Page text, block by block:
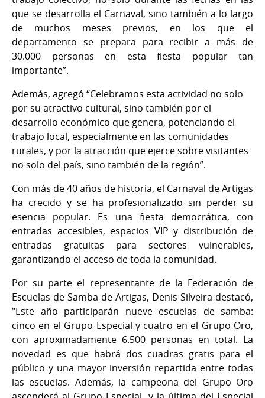
que se desarrolla el Carnaval, sino también a lo largo
de muchos meses previos, en los que el
departamento se prepara para recibir a más de
30.000 personas en esta fiesta popular tan
importante”.
Además, agregó “Celebramos esta actividad no solo
por su atractivo cultural, sino también por el
desarrollo económico que genera, potenciando el
trabajo local, especialmente en las comunidades
rurales, y por la atracción que ejerce sobre visitantes
no solo del país, sino también de la región”.
Con más de 40 años de historia, el Carnaval de Artigas
ha crecido y se ha profesionalizado sin perder su
esencia popular. Es una fiesta democrática, con
entradas accesibles, espacios VIP y distribución de
entradas gratuitas para sectores vulnerables,
garantizando el acceso de toda la comunidad.
Por su parte el representante de la Federación de
Escuelas de Samba de Artigas, Denis Silveira destacó,
"Este año participarán nueve escuelas de samba:
cinco en el Grupo Especial y cuatro en el Grupo Oro,
con aproximadamente 6.500 personas en total. La
novedad es que habrá dos cuadras gratis para el
público y una mayor inversión repartida entre todas
las escuelas. Además, la campeona del Grupo Oro